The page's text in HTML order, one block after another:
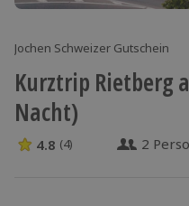
Jochen Schweizer Gutschein
Kurztrip Rietberg
Nacht)
4.8 Sterne von 5 aus 4
4.8 (4) 2